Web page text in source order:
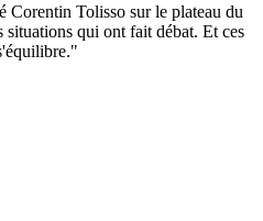
Corentin Tolisso sur le plateau du
qui ont fait débat. Et ces